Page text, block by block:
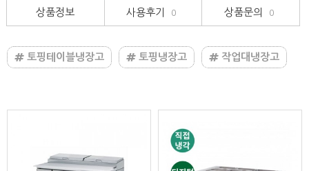
상품정보 사용후기 0 상품문의 0
토핑테이블냉장고 토핑냉장고 작업대냉장고